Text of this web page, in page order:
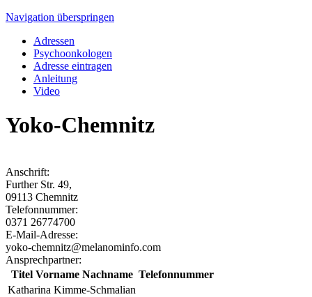
Navigation überspringen
Adressen
Psychoonkologen
Adresse eintragen
Anleitung
Video
Yoko-Chemnitz
Anschrift:
Further Str. 49,
09113 Chemnitz
Telefonnummer:
0371 26774700
E-Mail-Adresse:
yoko-chemnitz@melanominfo.com
Ansprechpartner:
Titel Vorname Nachname Telefonnummer
Katharina Kimme-Schmalian